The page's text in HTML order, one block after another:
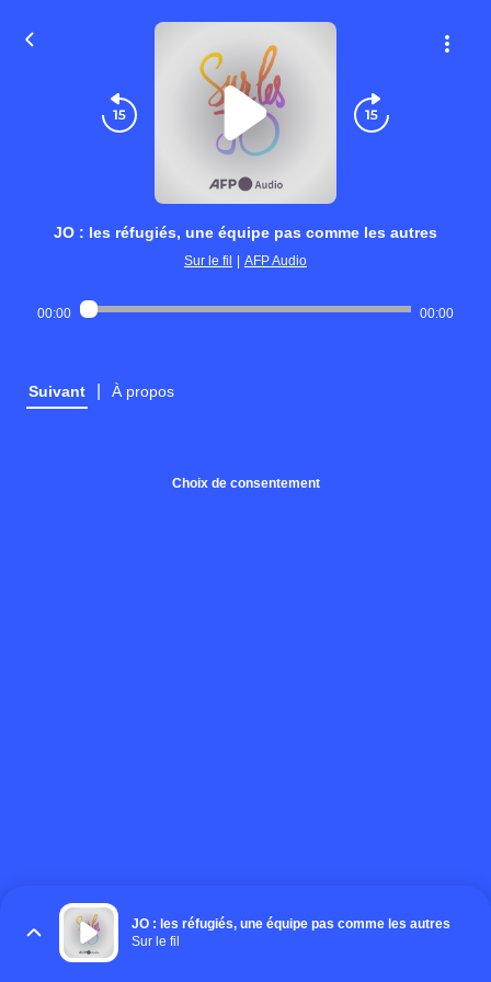
JO : les réfugiés, une équipe pas comme les autres
Sur le fil AFP Audio
00:00 00:00
Suivant À propos
Choix de consentement
JO : les réfugiés, une équipe pas comme les autres
Sur le fil